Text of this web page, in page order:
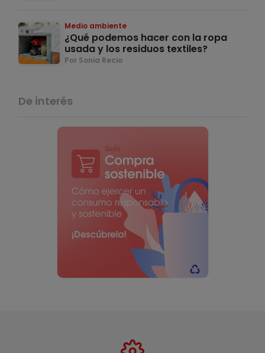
Medio ambiente
¿Qué podemos hacer con la ropa
usada y los residuos textiles?
Por Sonia Recio
De interés